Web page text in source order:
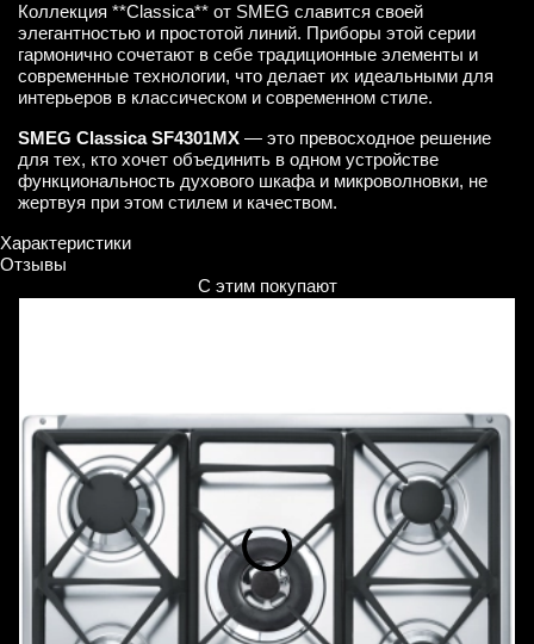
Коллекция **Classica** от SMEG славится своей
элегантностью и простотой линий. Приборы этой серии
гармонично сочетают в себе традиционные элементы и
современные технологии, что делает их идеальными для
интерьеров в классическом и современном стиле.
SMEG Classica SF4301MX — это превосходное решение
для тех, кто хочет объединить в одном устройстве
функциональность духового шкафа и микроволновки, не
жертвуя при этом стилем и качеством.
Характеристики
Отзывы
С этим покупают